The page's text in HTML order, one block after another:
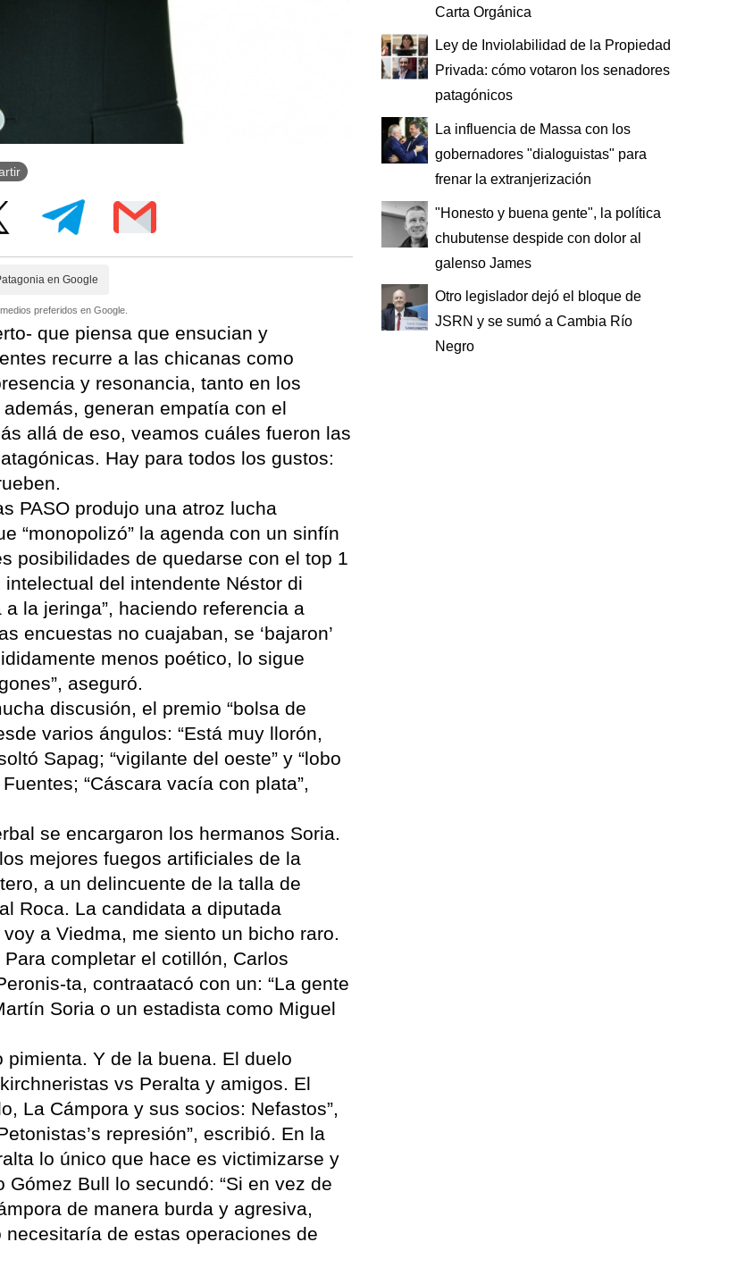
en Google
preferidos en Google.
que piensa que ensucian y
recurre a las chicanas como
y resonancia, tanto en los
generan empatía con el
allá de eso, veamos cuáles fueron las
Hay para todos los gustos:
PASO produjo una atroz lucha
“monopolizó” la agenda con un sinfín
posibilidades de quedarse con el top 1
del intendente Néstor di
la jeringa”, haciendo referencia a
encuestas no cuajaban, se ‘bajaron’
menos poético, lo sigue
aseguró.
discusión, el premio “bolsa de
varios ángulos: “Está muy llorón,
Sapag; “vigilante del oeste” y “lobo
“Cáscara vacía con plata”,
se encargaron los hermanos Soria.
mejores fuegos artificiales de la
a un delincuente de la talla de
Roca. La candidata a diputada
a Viedma, me siento un bicho raro.
completar el cotillón, Carlos
ta, contraatacó con un: “La gente
Soria o un estadista como Miguel
Y de la buena. El duelo
vs Peralta y amigos. El
La Cámpora y sus socios: Nefastos”,
represión”, escribió. En la
lo único que hace es victimizarse y
Bull lo secundó: “Si en vez de
de manera burda y agresiva,
de estas operaciones de
Carta Orgánica
Ley de Inviolabilidad de la Propiedad
Privada: cómo votaron los senadores
patagónicos
La influencia de Massa con los
gobernadores "dialoguistas" para
frenar la extranjerización
"Honesto y buena gente", la política
chubutense despide con dolor al
galenso James
Otro legislador dejó el bloque de
JSRN y se sumó a Cambia Río
Negro